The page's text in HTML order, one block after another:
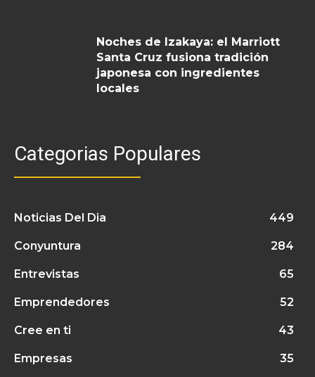
Noches de Izakaya: el Marriott
Santa Cruz fusiona tradición
japonesa con ingredientes
locales
Categorias Populares
Noticias Del Dia 449
Conyuntura 284
Entrevistas 65
Emprendedores 52
Cree en ti 43
Empresas 35